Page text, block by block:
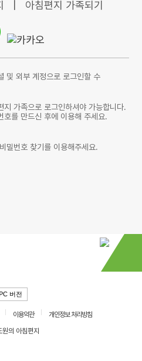
아침편지 가족되기
및 외부 계정으로 로그인할 수
지 가족으로 로그인하셔야 가능합니다.
호를 만드신 후에 이용해 주세요.
밀번호 찾기를 이용해주세요.
버전
이용약관
개인정보 처리방침
의 아침편지